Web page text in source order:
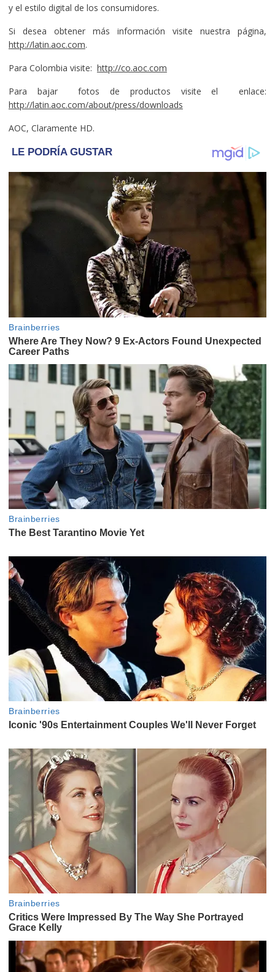
y el estilo digital de los consumidores.
Si desea obtener más información visite nuestra página,
http://latin.aoc.com.
Para Colombia visite: http://co.aoc.com
Para bajar fotos de productos visite el enlace:
http://latin.aoc.com/about/press/downloads
AOC, Claramente HD.